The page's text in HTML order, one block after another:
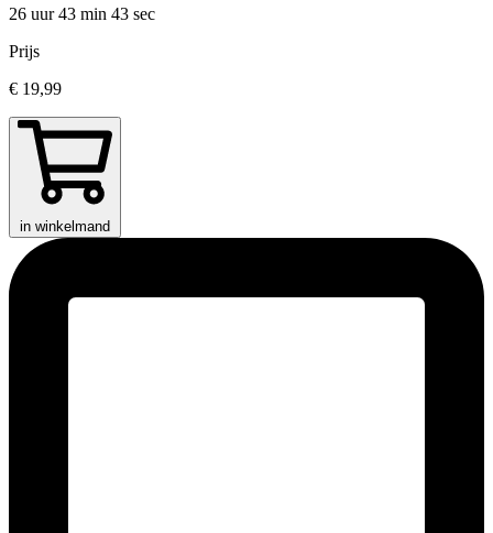
26 uur 43 min 43 sec
Prijs
€ 19,99
in winkelmand